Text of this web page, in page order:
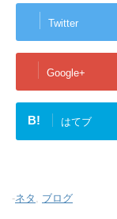
Twitter
Google+
B! はてブ
-ネタ ブログ